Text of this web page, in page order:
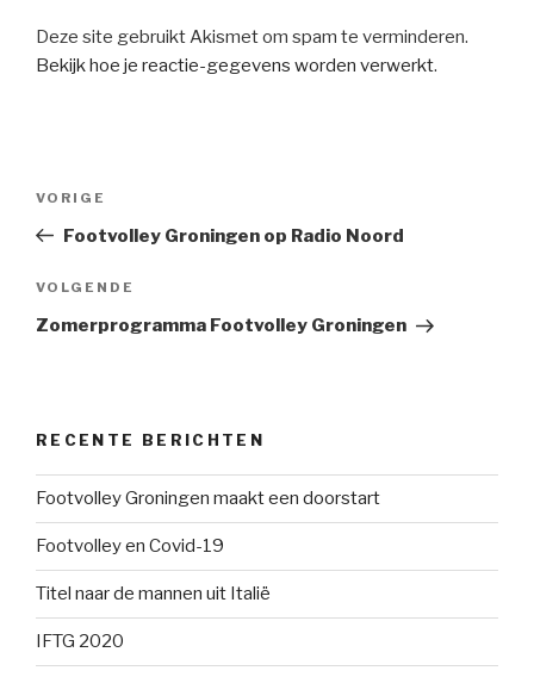
Deze site gebruikt Akismet om spam te verminderen.
Bekijk hoe je reactie-gegevens worden verwerkt.
Vorig
bericht
VORIGE
Footvolley Groningen op Radio Noord
Volgend
bericht
VOLGENDE
Zomerprogramma Footvolley Groningen
RECENTE BERICHTEN
Footvolley Groningen maakt een doorstart
Footvolley en Covid-19
Titel naar de mannen uit Italië
IFTG 2020